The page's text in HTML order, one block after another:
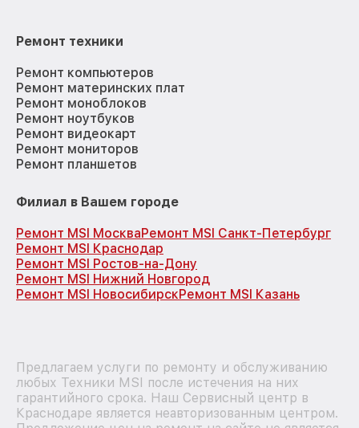
Ремонт техники
Ремонт компьютеров
Ремонт материнских плат
Ремонт моноблоков
Ремонт ноутбуков
Ремонт видеокарт
Ремонт мониторов
Ремонт планшетов
Филиал в Вашем городе
Ремонт MSI МоскваРемонт MSI Санкт-Петербург
Ремонт MSI Краснодар
Ремонт MSI Ростов-на-Дону
Ремонт MSI Нижний Новгород
Ремонт MSI НовосибирскРемонт MSI Казань
Предлагаем услуги по ремонту и обслуживанию
любых Техники MSI после истечения на них
гарантийного срока. Наш Сервисный центр в
Краснодаре является неавторизованным центром.